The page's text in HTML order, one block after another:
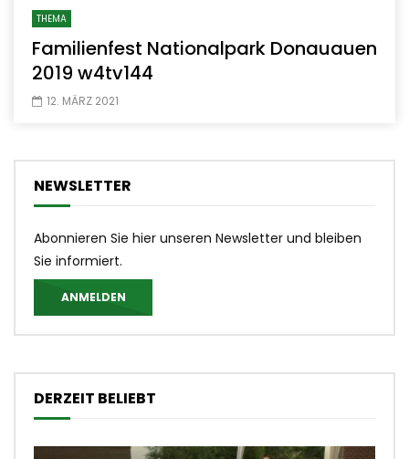
THEMA
Familienfest Nationalpark Donauauen
2019 w4tv144
12. MÄRZ 2021
NEWSLETTER
Abonnieren Sie hier unseren Newsletter und bleiben
Sie informiert.
ANMELDEN
DERZEIT BELIEBT